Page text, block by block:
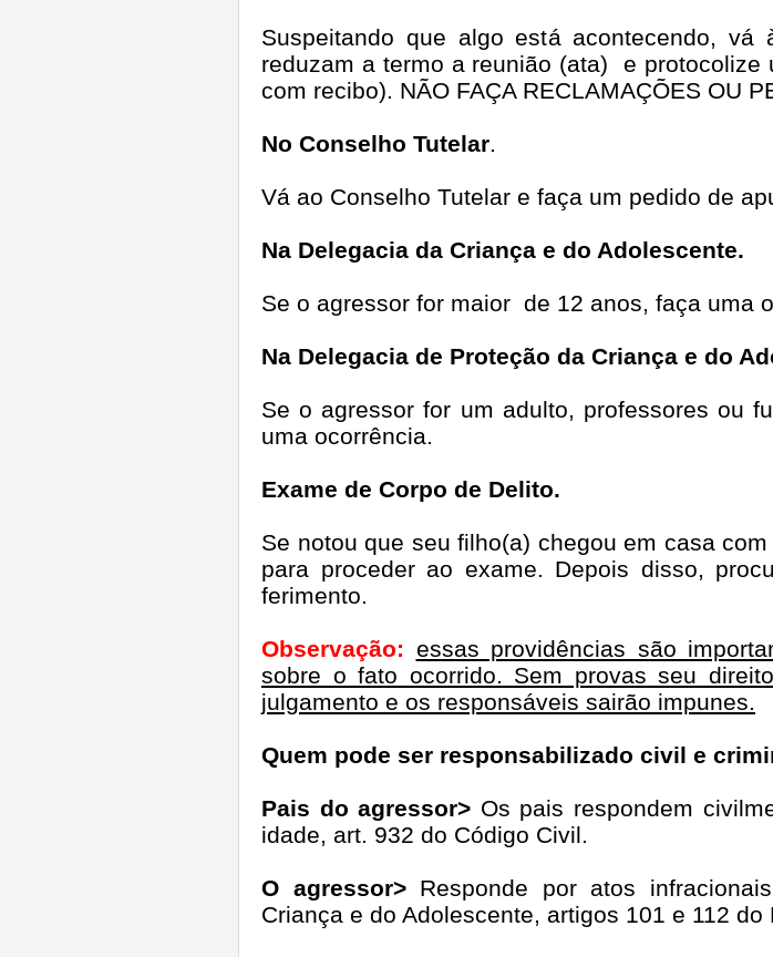
Suspeitando que algo está acontecendo,
reduzam a termo a reunião (ata)
e protocolize
com recibo). NÃO FAÇA RECLAMAÇÕES OU
No Conselho Tutelar.
Vá ao Conselho Tutelar e faça um pedido de
Na Delegacia da Criança e do Adolescente.
Se o agressor for maior de 12 anos, faça uma
Na Delegacia de Proteção da Criança e do
Se o agressor for um adulto, professores ou
uma ocorrência.
Exame de Corpo de Delito.
Se notou que seu filho(a) chegou em casa
para proceder ao exame. Depois disso,
ferimento.
Observação: essas providências são
sobre o fato ocorrido. Sem provas seu
julgamento e os responsáveis sairão impunes.
Quem pode ser responsabilizado civil e
Pais do agressor> Os pais respondem
idade, art. 932 do Código Civil.
O agressor>Responde por atos
Criança e do Adolescente, artigos 101 e 112 do